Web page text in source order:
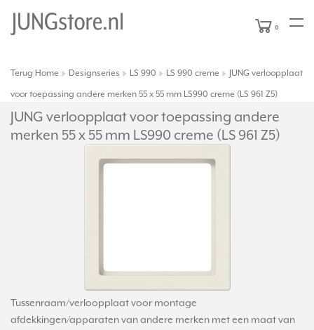
0
Terug Home Designseries LS 990 LS 990 creme JUNG verloopplaat
voor toepassing andere merken 55 x 55 mm LS990 creme (LS 961 Z5)
JUNG verloopplaat voor toepassing andere
merken 55 x 55 mm LS990 creme (LS 961 Z5)
Tussenraam/verloopplaat voor montage
afdekkingen/apparaten van andere merken met een maat van